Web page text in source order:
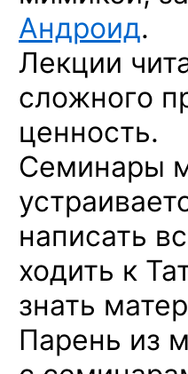
Андроид.
Лекции
сложного
ценность.
Семинары
написать
ходить к
знать
Парень из